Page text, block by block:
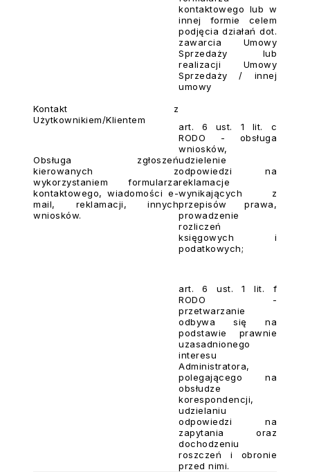
Kontakt z
Użytkownikiem/Klientem
Obsługa zgłoszeń
kierowanych z
wykorzystaniem formularza
kontaktowego, wiadomości e-
mail, reklamacji, innych
wniosków.
kontaktowego lub w
innej formie celem
podjęcia działań dot.
zawarcia Umowy
Sprzedaży lub
realizacji Umowy
Sprzedaży / innej
umowy
art. 6 ust. 1 lit. c
RODO - obsługa
wniosków,
udzielenie
odpowiedzi na
reklamacje
wynikających z
przepisów prawa,
prowadzenie
rozliczeń
księgowych i
podatkowych;
art. 6 ust. 1 lit. f
RODO -
przetwarzanie
odbywa się na
podstawie prawnie
uzasadnionego
interesu
Administratora,
polegającego na
obsłudze
korespondencji,
udzielaniu
odpowiedzi na
zapytania oraz
dochodzeniu
roszczeń i obronie
przed nimi.